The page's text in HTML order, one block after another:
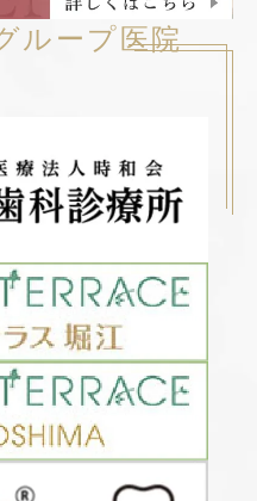
ループ医院